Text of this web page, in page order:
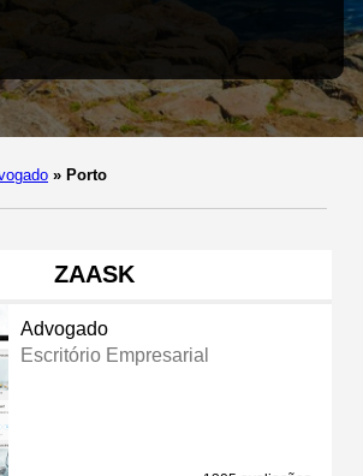
» Porto
ZAASK
Advogado
Escritório Empresarial